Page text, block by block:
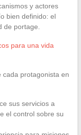
y actores
bien definido: el
de portage.
para una vida
cada protagonista en
sus servicios a
el control sobre su